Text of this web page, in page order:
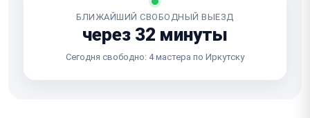
БЛИЖАЙШИЙ СВОБОДНЫЙ ВЫЕЗД
через 32 минуты
Сегодня свободно: 4 мастера по Иркутску